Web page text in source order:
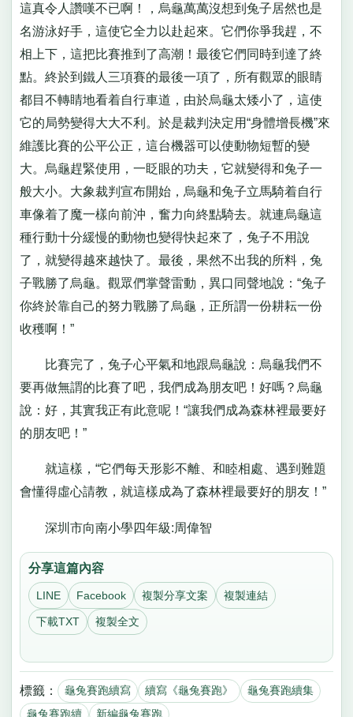
這真令人讚嘆不已啊！，烏龜萬萬沒想到兔子居然也是
名游泳好手，這使它全力以赴起來。它們你爭我趕，不
相上下，這把比賽推到了高潮！最後它們同時到達了終
點。終於到鐵人三項賽的最後一項了，所有觀眾的眼睛
都目不轉睛地看着自行車道，由於烏龜太矮小了，這使
它的局勢變得大大不利。於是裁判決定用“身體增長機”來
維護比賽的公平公正，這台機器可以使動物短暫的變
大。烏龜趕緊使用，一眨眼的功夫，它就變得和兔子一
般大小。大象裁判宣布開始，烏龜和兔子立馬騎着自行
車像着了魔一樣向前沖，奮力向終點騎去。就連烏龜這
種行動十分緩慢的動物也變得快起來了，兔子不用說
了，就變得越來越快了。最後，果然不出我的所料，兔
子戰勝了烏龜。觀眾們掌聲雷動，異口同聲地說：“兔子
你終於靠自己的努力戰勝了烏龜，正所謂一份耕耘一份
收穫啊！”
比賽完了，兔子心平氣和地跟烏龜說：烏龜我們不
要再做無謂的比賽了吧，我們成為朋友吧！好嗎？烏龜
說：好，其實我正有此意呢！“讓我們成為森林裡最要好
的朋友吧！”
就這樣，“它們每天形影不離、和睦相處、遇到難題
會懂得虛心請教，就這樣成為了森林裡最要好的朋友！”
深圳市向南小學四年級:周偉智
分享這篇內容
LINE Facebook 複製分享文案 複製連結
下載TXT 複製全文
標籤： 龜兔賽跑續寫 續寫《龜兔賽跑》
龜兔賽跑續集
龜兔賽跑續
新編龜兔賽跑